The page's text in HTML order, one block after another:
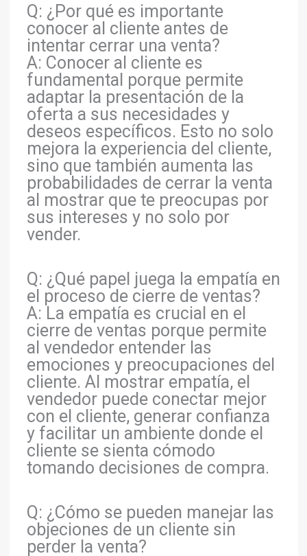
Q: ¿Por qué es importante
conocer al cliente antes de
intentar cerrar una venta?
A: Conocer al cliente es
fundamental porque permite
adaptar la presentación de la
oferta a sus necesidades y
deseos específicos. Esto no solo
mejora la experiencia del cliente,
sino que también aumenta las
probabilidades de cerrar la venta
al mostrar que te preocupas por
sus intereses y no solo por
vender.
Q: ¿Qué papel juega la empatía en
el proceso de cierre de ventas?
A: La empatía es crucial en el
cierre de ventas porque permite
al vendedor entender las
emociones y preocupaciones del
cliente. Al mostrar empatía, el
vendedor puede conectar mejor
con el cliente, generar confianza
y facilitar un ambiente donde el
cliente se sienta cómodo
tomando decisiones de compra.
Q: ¿Cómo se pueden manejar las
objeciones de un cliente sin
perder la venta?